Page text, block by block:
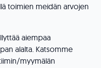
toimien meidän arvojen
aiempaa
alalta. Katsomme
myymälän